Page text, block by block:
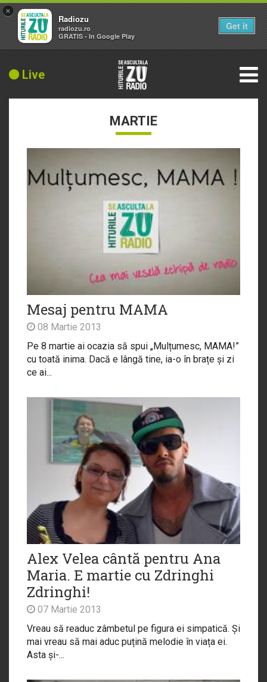
Live
MARTIE
Mesaj pentru MAMA
08 Martie 2013
Pe 8 martie ai ocazia să spui „Mulțumesc, MAMA!”
cu toată inima. Dacă e lângă tine, ia-o în brațe și zi
ce ai...
Alex Velea cântă pentru Ana
Maria. E martie cu Zdringhi
Zdringhi!
07 Martie 2013
Vreau să readuc zâmbetul pe figura ei simpatică. Și
mai vreau să mai aduc puțină melodie în viața ei.
Asta și-...
×
Radiozu
radiozu.ro
GRATIS - In Google Play
Get it